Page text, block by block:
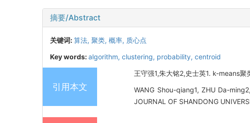
摘要/Abstract
关键词:算法, 聚类, 概率, 质心点
Key words:algorithm, clustering, probability, centroid
引用本文
王守强1,朱大铭2,史士英1. k-means
WANG Shou-qiang1, ZHU Da-
JOURNAL OF SHANDONG